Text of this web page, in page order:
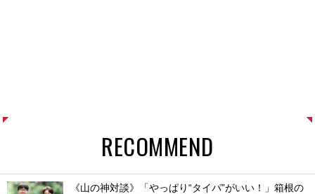
RECOMMEND
《山の神対談》「やっぱり“タイパ”がいい！」箱根の